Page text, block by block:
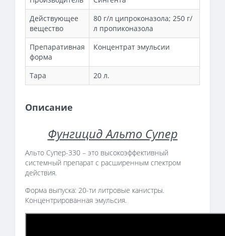
Действующее
вещество
80 г/л ципроконазола; 250 г/
л пропиконазола
Препаративная
форма
Концентрат эмульсии
Тара 20 л.
Описание
Фунгицид Альто Супер
Альто Супер-330 – это высокоэффективный
системный препарат с расширенным спектром
действия.
Форма выпуска: 20-ти литровые канистры.
Концентрированная эмульсия.